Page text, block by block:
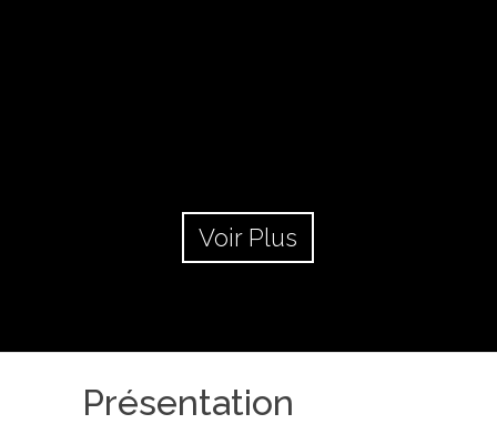
Voir Plus
Présentation